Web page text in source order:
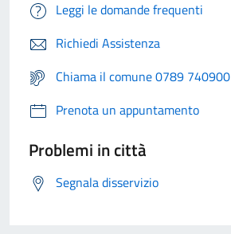
Leggi le domande frequenti
Richiedi Assistenza
Chiama il comune 0789 740900
Prenota un appuntamento
Problemi in città
Segnala disservizio